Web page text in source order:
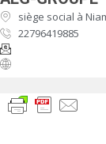
siège social à
22796419885